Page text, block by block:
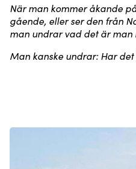
När man kommer åkande
gående, eller ser den från
man undrar vad det är man
Man kanske undrar: Har